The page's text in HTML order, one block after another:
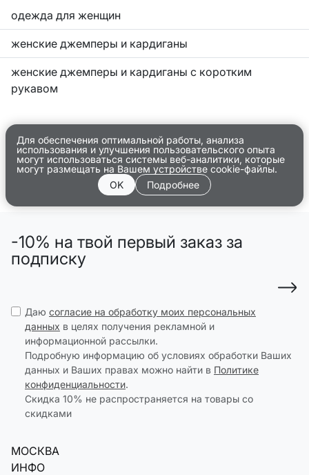
одежда для женщин
женские джемперы и кардиганы
женские джемперы и кардиганы с коротким
рукавом
Для обеспечения оптимальной работы, анализа
использования и улучшения пользовательского опыта
могут использоваться системы веб-аналитики, которые
могут размещать на Вашем устройстве cookie-файлы.
OK
Подробнее
-10% на твой первый заказ за
подписку
Даю согласие на обработку моих персональных
данных в целях получения рекламной и
информационной рассылки.
Подробную информацию об условиях обработки Ваших
данных и Ваших правах можно найти в Политике
конфиденциальности.
Скидка 10% не распространяется на товары со
скидками
МОСКВА
ИНФО